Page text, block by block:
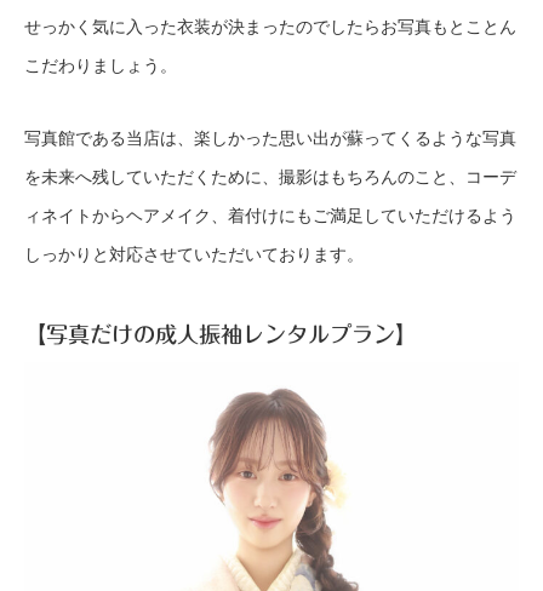
せっかく気に入った衣装が決まったのでしたらお写真もとことん
こだわりましょう。
写真館である当店は、楽しかった思い出が蘇ってくるような写真
を未来へ残していただくために、撮影はもちろんのこと、コーデ
ィネイトからヘアメイク、着付けにもご満足していただけるよう
しっかりと対応させていただいております。
【写真だけの成人振袖レンタルプラン】